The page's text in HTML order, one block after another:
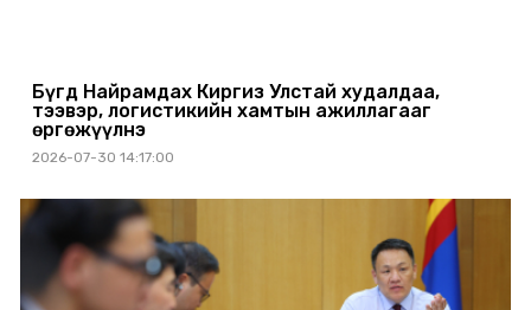
Бүгд Найрамдах Киргиз Улстай худалдаа,
тээвэр, логистикийн хамтын ажиллагааг
өргөжүүлнэ
2026-07-30 14:17:00